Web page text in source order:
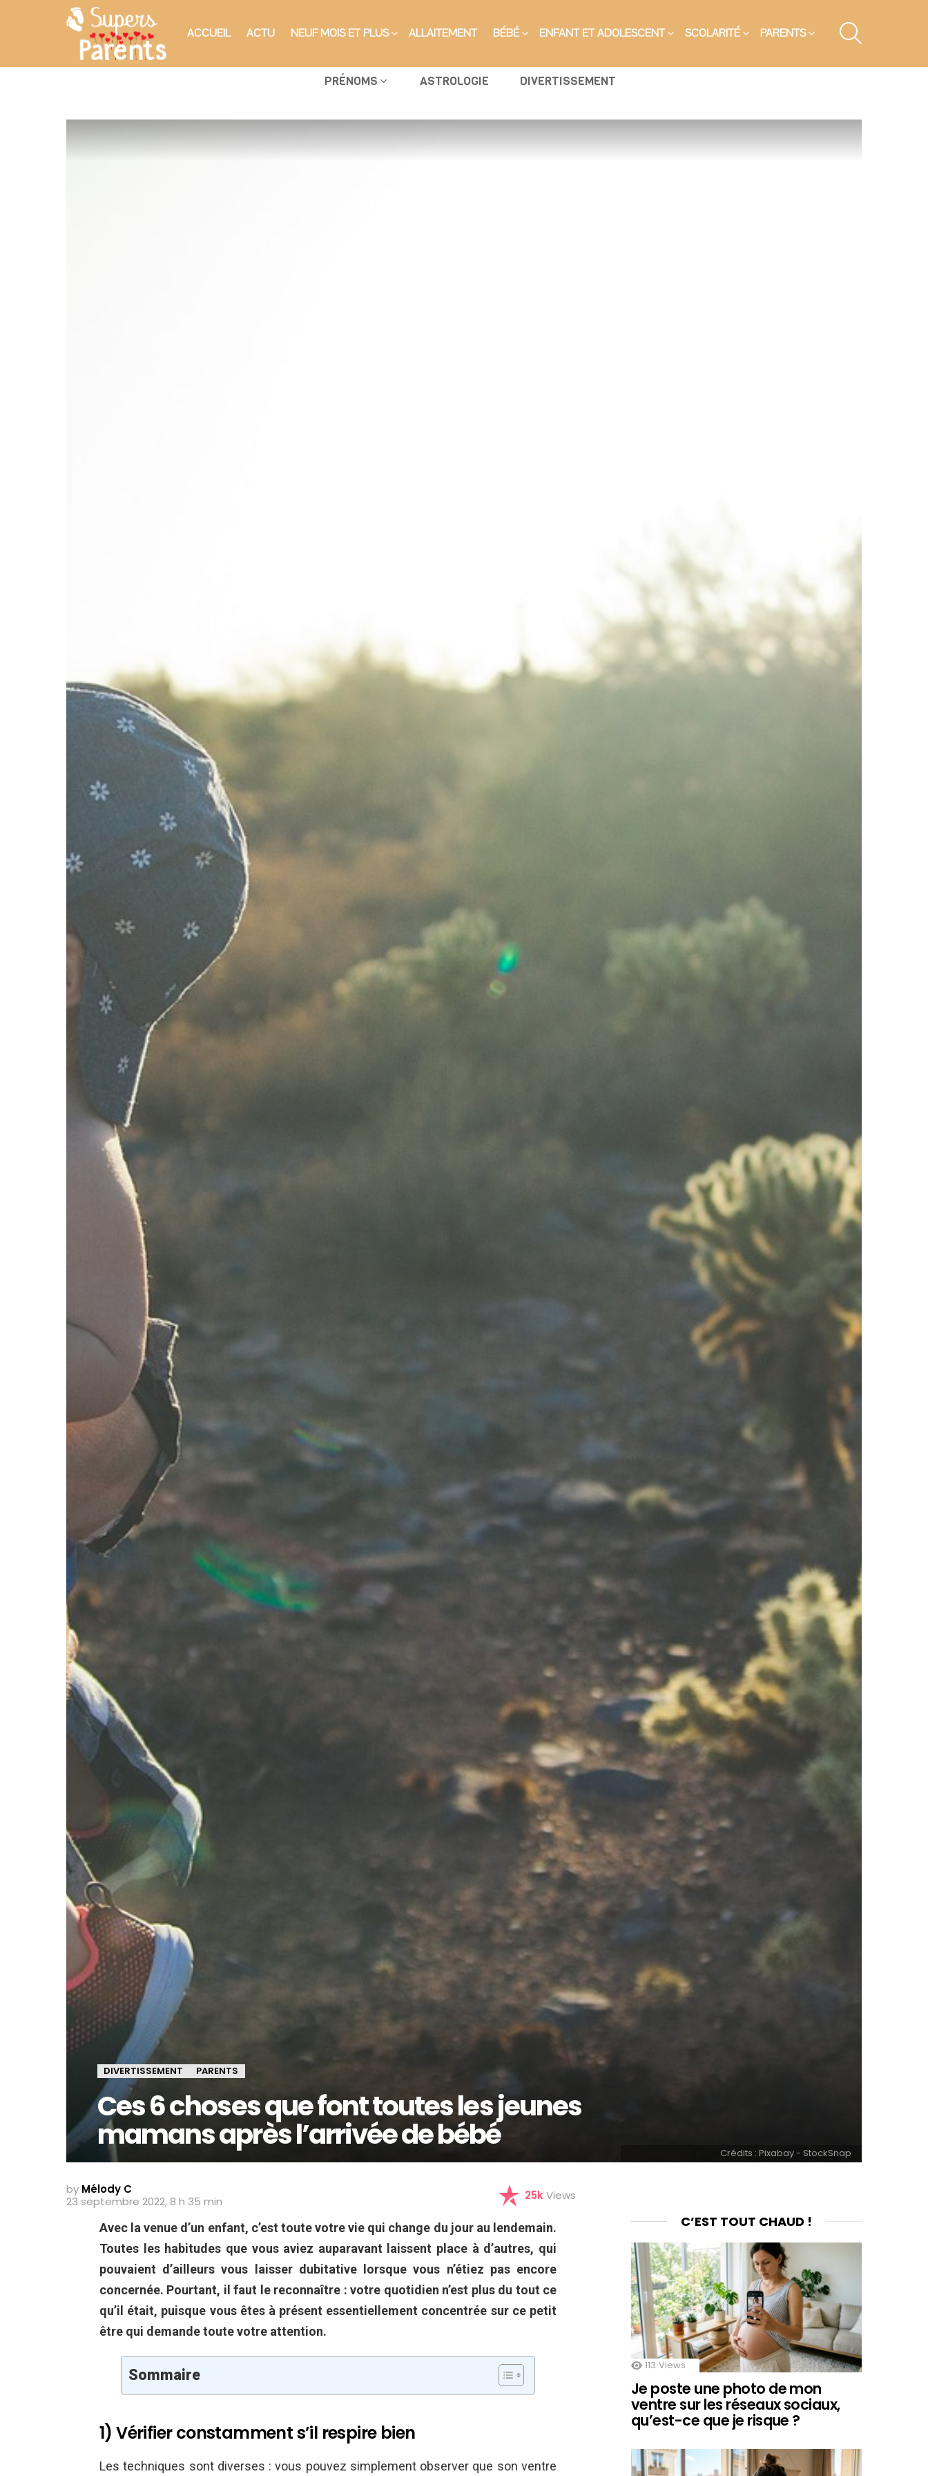
ACCUEIL ACTU NEUF MOIS ET PLUS ALLAITEMENT BÉBÉ ENFANT ET ADOLESCENT SCOLARITÉ PARENTS
PRÉNOMS ASTROLOGIE DIVERTISSEMENT
DIVERTISSEMENT PARENTS
Ces 6 choses que font toutes les jeunes
mamans après l’arrivée de bébé
Crédits : Pixabay - StockSnap
by Mélody C
23 septembre 2022, 8 h 35 min
25kViews
Avec la venue d’un enfant, c’est toute votre vie qui change du jour au lendemain.
Toutes les habitudes que vous aviez auparavant laissent place à d’autres, qui
pouvaient d’ailleurs vous laisser dubitative lorsque vous n’étiez pas encore
concernée. Pourtant, il faut le reconnaître : votre quotidien n’est plus du tout ce
qu’il était, puisque vous êtes à présent essentiellement concentrée sur ce petit
être qui demande toute votre attention.
Sommaire
1) Vérifier constamment s’il respire bien
Les techniques sont diverses : vous pouvez simplement observer que son ventre
C’EST TOUT CHAUD !
113 Views
Je poste une photo de mon
ventre sur les réseaux sociaux,
qu’est-ce que je risque ?